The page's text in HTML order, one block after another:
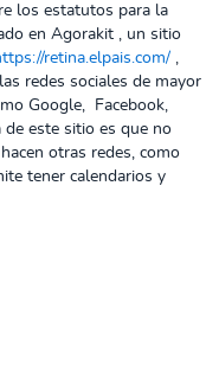
los estatutos para la
en Agorakit , un sitio
retina.elpais.com/
redes sociales de mayor
Google, Facebook,
de este sitio es que no
otras redes, como
tener calendarios y